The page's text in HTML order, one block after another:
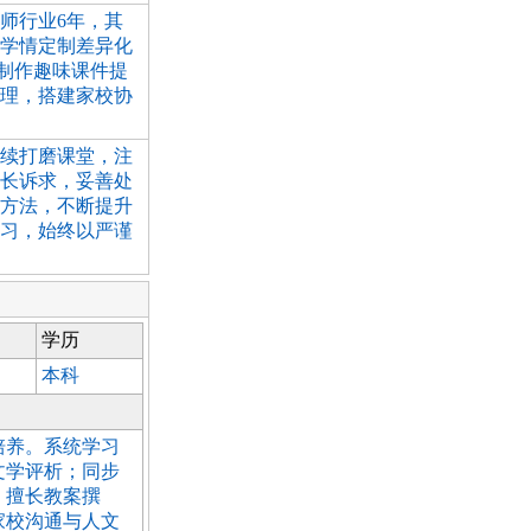
行业6年，其
情定制差异化
作趣味课件提
，搭建家校协
打磨课堂，注
诉求，妥善处
法，不断提升
，始终以严谨
学历
本科
。系统学习
学评析；同步
擅长教案撰
沟通与人文